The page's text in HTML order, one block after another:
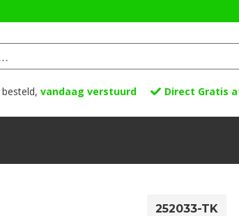
besteld,vandaag verstuurd Direct Gratis
252033-TK